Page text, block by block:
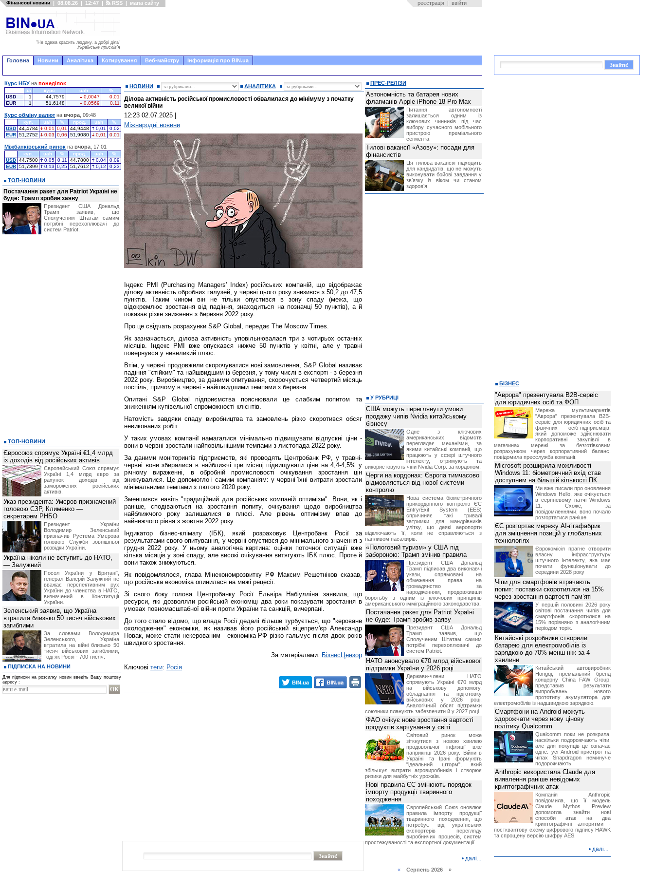
Фінансові новини | 08.08.26 | 12:47 | RSS | мапа сайту реєстрація | ввійти
"Не одежа красить людину, а добрі діла"
Українське прислів'я
Головна Новини Аналітика Котирування Веб-майстру Інформація про BIN.ua
НОВИНИ АНАЛІТИКА
Ділова активність російської промисловості обвалилася до мінімуму з початку
великої війни
12:23 02.07.2025
Міжнародні новини
Індекс PMI (Purchasing Managers' Index) російських компаній, що відображає
ділову активність обробних галузей, у червні цього року знизився з 50,2 до 47,5
пунктів. Таким чином він не тільки опустився в зону спаду (межа, що
відокремлює зростання від падіння, знаходиться на позначці 50 пунктів), а й
показав різке зниження з березня 2022 року.
Про це свідчать розрахунки S&P Global, передає The Moscow Times.
Як зазначається, ділова активність уповільнювалася три з чотирьох останніх
місяців. Індекс PMI вже опускався нижче 50 пунктів у квітні, але у травні
повернувся у невеликий плюс.
Втім, у червні продовжили скорочуватися нові замовлення, S&P Global називає
падіння "стійким" та найшвидшим із березня, у тому числі в експорті - з березня
2022 року. Виробництво, за даними опитування, скорочується четвертий місяць
поспіль, причому в червні - найшвидшими темпами з березня.
Опитані S&P Global підприємства пояснювали це слабким попитом та
зниженням купівельної спроможності клієнтів.
Натомість завдяки спаду виробництва та замовлень різко скоротився обсяг
невиконаних робіт.
У таких умовах компанії намагалися мінімально підвищувати відпускні ціни -
вони в червні зростали найповільнішими темпами з листопада 2022 року.
За даними моніторингів підприємств, які проводять Центробанк РФ, у травні-
червні вони збиралися в найближчі три місяці підвищувати ціни на 4,4-4,5% у
річному вираженні, в обробній промисловості очікування зростання цін
знижувалися. Це допомогло і самим компаніям: у червні їхні витрати зростали
мінімальними темпами з лютого 2020 року.
Зменшився навіть "традиційний для російських компаній оптимізм". Вони, як і
раніше, сподіваються на зростання попиту, очікування щодо виробництва
найближчого року залишалися в плюсі. Але рівень оптимізму впав до
найнижчого рівня з жовтня 2022 року.
Індикатор бізнес-клімату (ІБК), який розраховує Центробанк Росії за
результатами свого опитування, у червні опустився до мінімального значення з
грудня 2022 року. У ньому аналогічна картина: оцінки поточної ситуації вже
кілька місяців у зоні спаду, але високі очікування витягують ІБК плюс. Проте й
вони також знижуються.
Як повідомлялося, глава Мінекономрозвитку РФ Максим Решетніков сказав,
що російська економіка опинилася на межі рецесії.
Зі свого боку голова Центробанку Росії Ельвіра Набіулліна заявила, що
ресурси, які дозволяли російській економіці два роки показувати зростання в
умовах повномасштабної війни проти України та санкцій, вичерпані.
До того стало відомо, що влада Росії дедалі більше турбується, що "кероване
охолодження" економіки, як називав його російський віцепрем'єр Александр
Новак, може стати некерованим - економіка РФ різко гальмує після двох років
швидкого зростання.
За матеріалами: БізнесЦензор
Ключові теги: Росія
Курс НБУ на понеділок
за курс uah
%
USD
1 44,7579 0,0047
0,01
EUR
1 51,6148 0,0569 0,11
Курс обміну валют на вчора , 09:48
куп. uah % прод. uah
%
USD 44,4784 0,01 0,01 44,9448 0,01
0,02
EUR 51,2752 0,03 0,06 51,9080 0,01 0,01
Міжбанківський ринок на вчора , 17:01
куп. uah % прод. uah
%
USD 44,7500 0,05 0,11 44,7800 0,04
0,09
EUR 51,7399 0,13 0,25 51,7612 0,12 0,23
ТОП-НОВИНИ
Постачання ракет для Patriot Україні не
буде: Трамп зробив заяву
Президент США Дональд
Трамп заявив, що
Сполученим Штатам самим
потрібні перехоплювачі до
систем Patriot.
ТОП-НОВИНИ
Євросоюз спрямує Україні €1,4 млрд
із доходів від російських активів
Європейський Союз спрямує
Україні 1,4 млрд євро за
рахунок доходів від
заморожених російських
активів.
Указ президента: Умєров призначений
головою СЗР, Клименко —
секретарем РНБО
Президент України
Володимир Зеленський
призначив Pустема Умєрова
головою Служби зовнішньої
розвідки України.
Україна ніколи не вступить до НАТО,
— Залужний
Посол України у Британії,
генерал Валерій Залужний не
вважає перспективним рух
України до членства в НАТО,
визначений в Конституції
України.
Зеленський заявив, що Україна
втратила близько 50 тисяч військових
загиблими
За словами Володимира
Зеленського, Україна
втратила на війні близько 50
тисяч військових загиблими,
тоді як Росія - 700 тисяч.
ПІДПИСКА НА НОВИНИ
Для підписки на розсилку новин введіть Вашу поштову
адресу :
ПРЕС-РЕЛІЗИ
Автономність та батарея нових
флагманів Apple iPhone 18 Pro Max
Питання автономності
залишається одним із
ключових чинників під час
вибору сучасного мобільного
пристрою преміального
сегмента.
Тилові вакансії «Азову»: посади для
фінансистів
Ця тилова вакансія підходить
для кандидатів, що не можуть
виконувати бойові завдання у
звʼязку із віком чи станом
здоровʼя.
У РУБРИЦІ
США можуть переглянути умови
продажу чипів Nvidia китайському
бізнесу
Одне з ключових
американських відомств
переглядає механізми, за
якими китайські компанії, що
працюють у сфері штучного
інтелекту, отримують та
використовують чіпи Nvidia Corp. за кордоном.
Черги на кордонах: Європа тимчасово
відмовляється від нової системи
контролю
Нова система біометричного
прикордонного контролю ЄС
Entry/Exit System (EES)
спричиняє такі тривалі
затримки для мандрівників
улітку, що деякі аеропорти
відключають її, коли не справляються з
напливом пасажирів.
«Пологовий туризм» у США під
забороною: Трамп змінив правила
Президент США Дональд
Трамп підписав два виконавчі
укази, спрямовані на
обмеження права на
громадянство за
народженням, продовживши
боротьбу з одним із ключових принципів
американського імміграційного законодавства.
Постачання ракет для Patriot Україні
не буде: Трамп зробив заяву
Президент США Дональд
Трамп заявив, що
Сполученим Штатам самим
потрібні перехоплювачі до
систем Patriot.
НАТО анонсувало €70 млрд військової
підтримки України у 2026 році
Держави-члени НАТО
спрямують Україні €70 млрд
на військову допомогу,
обладнання та підготовку
військових у 2026 році.
Аналогічний обсяг підтримки
союзники планують забезпечити й у 2027 році.
ФАО очікує нове зростання вартості
продуктів харчування у світі
Світовий ринок може
зіткнутися з новою хвилею
продовольчої інфляції вже
наприкінці 2026 року. Війни в
Україні та Ірані формують
"ідеальний шторм", який
збільшує витрати агровиробників і створює
ризики для майбутніх урожаїв.
Нові правила ЄС змінюють порядок
імпорту продукції тваринного
походження
Європейський Союз оновлює
правила імпорту продукції
тваринного походження, що
потребує від українських
експортерів перегляду
виробничих процесів, систем
простежуваності та експортної документації.
• далі...
«Серпень 2026 »
БІЗНЕС
"Аврора" презентувала B2B-сервіс
для юридичних осіб та ФОП
Мережа мультимаркетів
"Аврора" презентувала B2B-
сервіс для юридичних осіб та
фізичних осіб-підприємців,
який допоможе здійснювати
корпоративні закупівлі в
магазинах мережі за безготівковим
розрахунком через корпоративний баланс,
повідомила пресслужба компанії.
Microsoft розширила можливості
Windows 11: біометричний вхід став
доступним на більшій кількості ПК
Ми вже писали про оновлення
Windows Hello, яке очікується
в серпневому патчі Windows
11. Схоже, за
повідомленнями, воно почало
розгортатися раніше.
ЄС розгортає мережу AI-гігафабрик
для зміцнення позицій у глобальних
технологіях
Єврокомісія прагне створити
власну інфраструктуру
штучного інтелекту, яка має
почати функціонувати до
середини 2028 року
Чіпи для смартфонів втрачають
попит: поставки скоротилися на 15%
через зростання вартості пам’яті
У першій половині 2026 року
світові постачання чипів для
смартфонів скоротилися на
15% порівняно з аналогічним
періодом торік.
Китайські розробники створили
батарею для електромобілів із
зарядкою до 70% менш ніж за 4
хвилини
Китайський автовиробник
Hongqi, преміальний бренд
концерну China FAW Group,
представив результати
випробувань нового
прототипу акумулятора для
електромобілів із надшвидкою зарядкою.
Смартфони на Android можуть
здорожчати через нову цінову
політику Qualcomm
Qualcomm поки не розкрила,
наскільки подорожчають чіпи,
але для покупців це означає
одне: усі Android-пристрої на
чіпах Snapdragon неминуче
подорожчають.
Anthropic використала Claude для
виявлення раніше невідомих
криптографічних атак
Компанія Anthropic
повідомила, що її модель
Claude Mythos Preview
допомогла знайти нові
способи атак на два
криптографічні алгоритми -
постквантову схему цифрового підпису HAWK
та спрощену версію шифру AES.
• далі...